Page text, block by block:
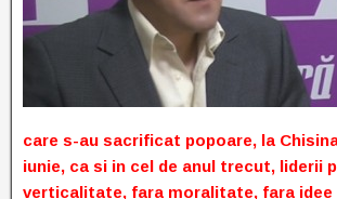
care s-au sacrificat popoare, la
iunie, ca si in cel de anul trecut, liderii
verticalitate, fara moralitate, fara idee